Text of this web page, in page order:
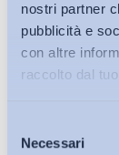
nostri partner
pubblicità e
con altre
raccolto dal
delNecessari
Bollettini